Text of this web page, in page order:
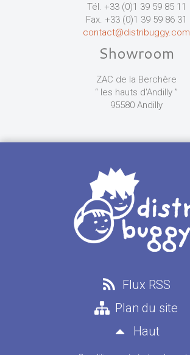
Tél. +33 (0)1 39 59 85 11
Fax. +33 (0)1 39 59 86 31
contact@distribuggy.com
Showroom
ZAC de la Berchère
“ les hauts d'Andilly ”
95580 Andilly
Flux RSS
Plan du site
Haut